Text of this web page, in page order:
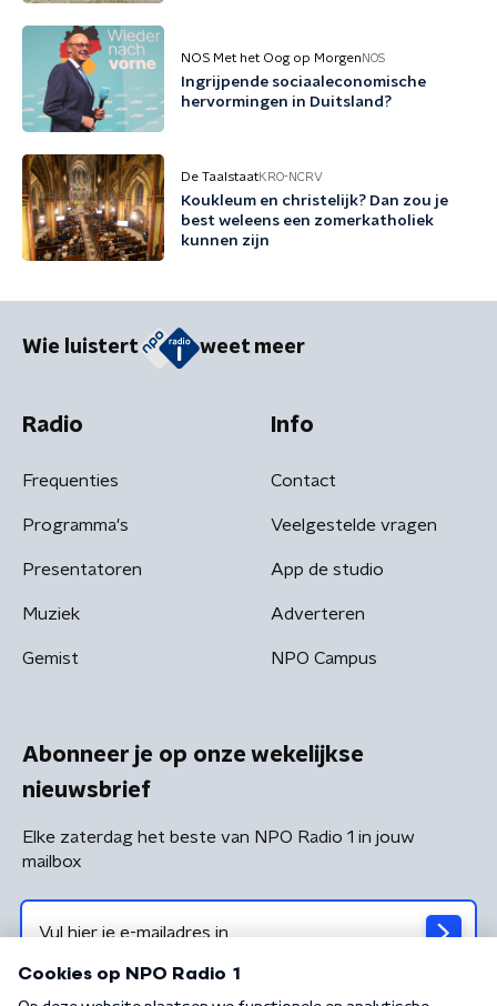
NOS Met het Oog op Morgen NOS
Ingrijpende sociaaleconomische
hervormingen in Duitsland?
De TaalstaatKRO-NCRV
Koukleum en christelijk? Dan zou je
best weleens een zomerkatholiek
kunnen zijn
Wie luistert weet meer
Radio
Frequenties
Programma's
Presentatoren
Muziek
Gemist
Info
Contact
Veelgestelde vragen
App de studio
Adverteren
NPO Campus
Abonneer je op onze wekelijkse
nieuwsbrief
Elke zaterdag het beste van NPO Radio 1 in jouw
mailbox